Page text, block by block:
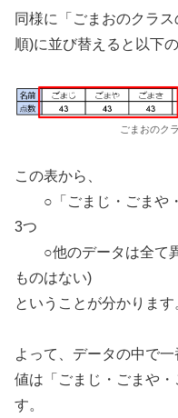
同様に「ごまおのクラ
順)に並び替えると以下
ごまおのク
この表から、
○「ごまじ・ごまや・
3つ
○他のデータは全て異
ものはない)
ということが分かります
よって、データの中で
値は「ごまじ・ごまや
す。